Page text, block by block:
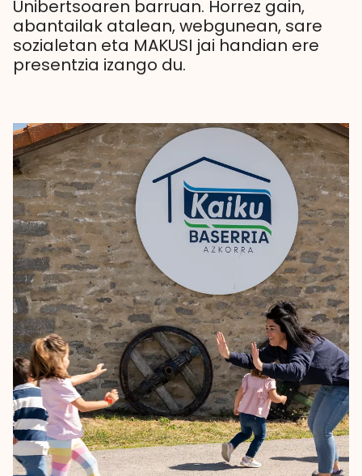
Unibertsoaren barruan. Horrez gain,
abantailak atalean, webgunean, sare
sozialetan eta MAKUSI jai handian ere
presentzia izango du.